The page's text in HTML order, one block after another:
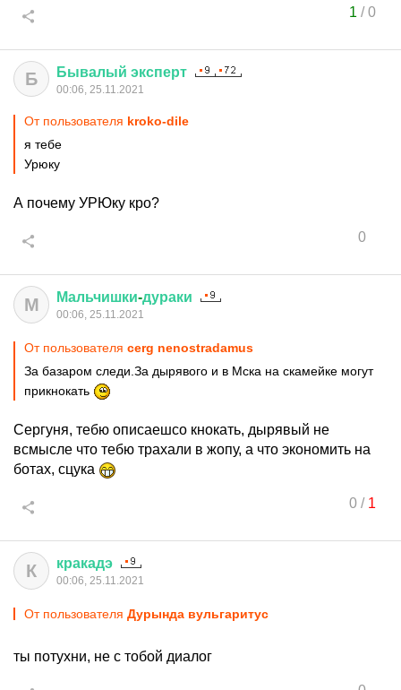
1 /0
Б Бывалый эксперт
00:06, 25.11.2021
От пользователя kroko-dile
я тебе
Урюку
А почему УРЮку кро?
0
М Мальчишки-дураки
00:06, 25.11.2021
От пользователя cerg nenostradamus
За базаром следи.За дырявого и в Мска на скамейке могут
прикнокать
Сергуня, тебю описаешсо кнокать, дырявый не
всмысле что тебю трахали в жопу, а что экономить на
ботах, сцука
0/ 1
К кракадэ
00:06, 25.11.2021
От пользователя Дурында вульгаритус
ты потухни, не с тобой диалог